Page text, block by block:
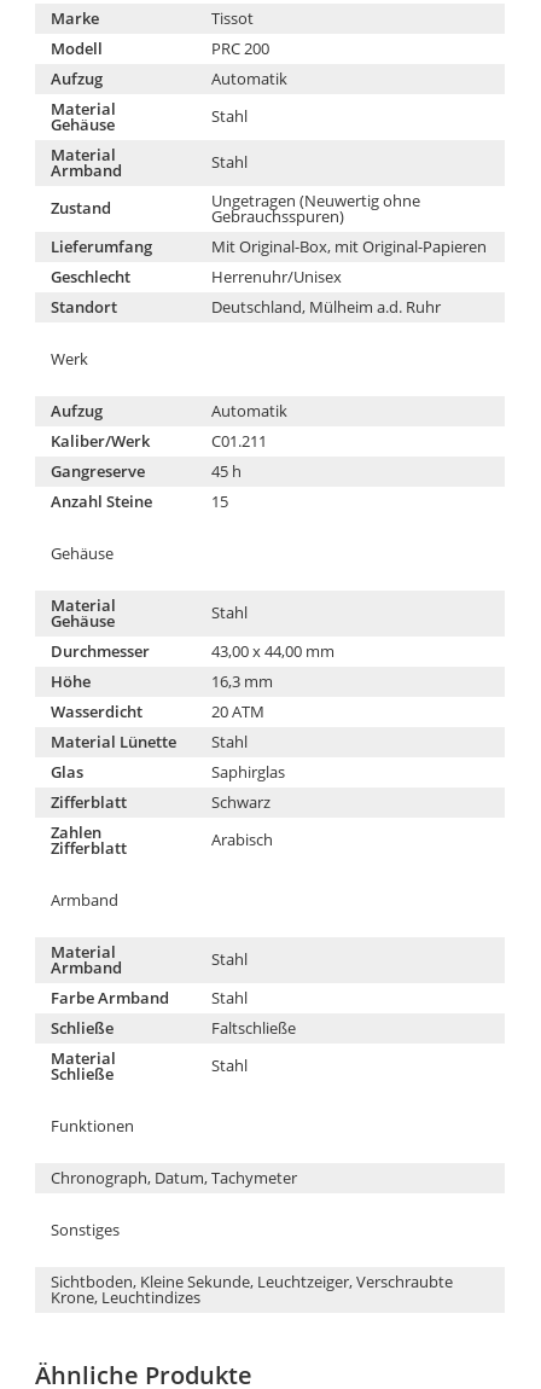
Marke
Tissot
Modell
PRC 200
Aufzug
Automatik
Material
Gehäuse
Stahl
Material
Armband Stahl
Zustand Ungetragen (Neuwertig ohne
Gebrauchsspuren)
Lieferumfang
Mit Original-Box, mit Original-Papieren
Geschlecht
Herrenuhr/Unisex
Standort
Deutschland, Mülheim a.d. Ruhr
Werk
Aufzug
Automatik
Kaliber/Werk
C01.211
Gangreserve
45 h
Anzahl Steine
15
Gehäuse
Material
Gehäuse
Stahl
Durchmesser
43,00 x 44,00 mm
Höhe
16,3 mm
Wasserdicht
20 ATM
Material Lünette
Stahl
Glas
Saphirglas
Zifferblatt
Schwarz
Zahlen
Zifferblatt Arabisch
Armband
Material
Armband
Stahl
Farbe Armband
Stahl
Schließe
Faltschließe
Material
Schließe Stahl
Funktionen
Chronograph, Datum, Tachymeter
Sonstiges
Sichtboden, Kleine Sekunde, Leuchtzeiger, Verschraubte
Krone, Leuchtindizes
Ähnliche Produkte